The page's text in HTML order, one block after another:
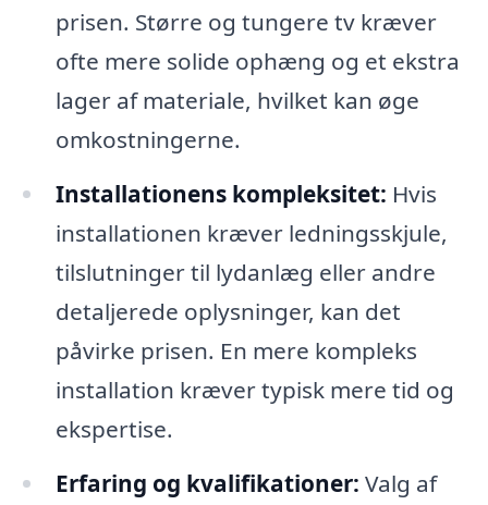
prisen. Større og tungere tv kræver
ofte mere solide ophæng og et ekstra
lager af materiale, hvilket kan øge
omkostningerne.
Installationens kompleksitet: Hvis
installationen kræver ledningsskjule,
tilslutninger til lydanlæg eller andre
detaljerede oplysninger, kan det
påvirke prisen. En mere kompleks
installation kræver typisk mere tid og
ekspertise.
Erfaring og kvalifikationer: Valg af